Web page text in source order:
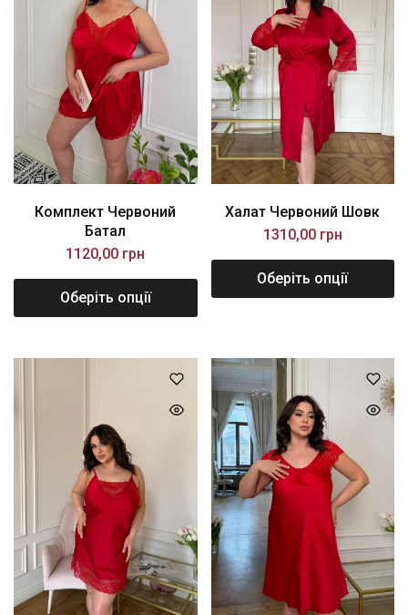
Комплект Червоний
Батал
1120,00 грн
Оберіть опції
Халат Червоний Шовк
1310,00 грн
Оберіть опції